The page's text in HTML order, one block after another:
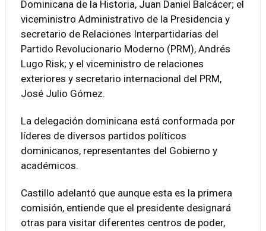
Dominicana de la Historia, Juan Daniel Balcácer; el
viceministro Administrativo de la Presidencia y
secretario de Relaciones Interpartidarias del
Partido Revolucionario Moderno (PRM), Andrés
Lugo Risk; y el viceministro de relaciones
exteriores y secretario internacional del PRM,
José Julio Gómez.
La delegación dominicana está conformada por
líderes de diversos partidos políticos
dominicanos, representantes del Gobierno y
académicos.
Castillo adelantó que aunque esta es la primera
comisión, entiende que el presidente designará
otras para visitar diferentes centros de poder,